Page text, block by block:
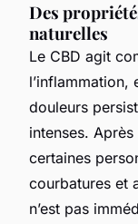
Des
naturelles
Le CBD agit
l’inflammation,
douleurs
intenses.
certaines
courbatures et
n’est pas